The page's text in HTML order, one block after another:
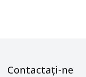
Contactați-ne